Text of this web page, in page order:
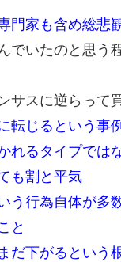
門家も含め総悲
でいたのと思う
サスに逆らって
転じるという事
るタイプでは
も割と平気
う行為自体が多
と
だ下がるという